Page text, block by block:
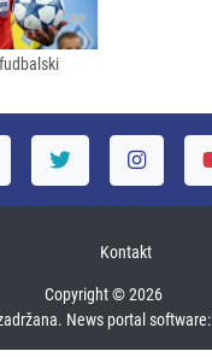
Kontakt
Copyright © 2026
News portal software: